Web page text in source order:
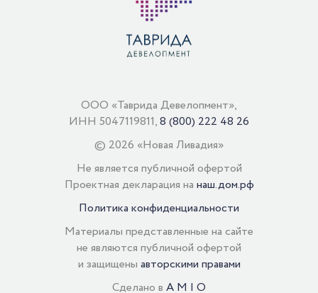
ООО «Таврида Девелопмент»,
ИНН 5047119811,8 (800) 222 48 26
© 2026 «Новая Ливадия»
Не является публичной офертой
Проектная декларация на наш.дом.рф
Политика конфиденциальности
Материалы представленные на сайте
не являются публичной офертой
и защищены авторскими правами
Сделано в A M I O